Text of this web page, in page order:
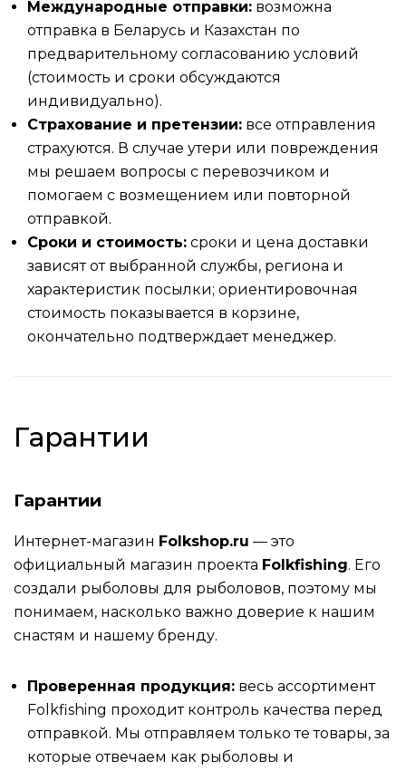
Международные отправки: возможна
отправка в Беларусь и Казахстан по
предварительному согласованию условий
(стоимость и сроки обсуждаются
индивидуально).
Страхование и претензии: все отправления
страхуются. В случае утери или повреждения
мы решаем вопросы с перевозчиком и
помогаем с возмещением или повторной
отправкой.
Сроки и стоимость: сроки и цена доставки
зависят от выбранной службы, региона и
характеристик посылки; ориентировочная
стоимость показывается в корзине,
окончательно подтверждает менеджер.
Гарантии
Гарантии
Интернет-магазин Folkshop.ru — это
официальный магазин проекта Folkfishing. Его
создали рыболовы для рыболовов, поэтому мы
понимаем, насколько важно доверие к нашим
снастям и нашему бренду.
Проверенная продукция: весь ассортимент
Folkfishing проходит контроль качества перед
отправкой. Мы отправляем только те товары, за
которые отвечаем как рыболовы и